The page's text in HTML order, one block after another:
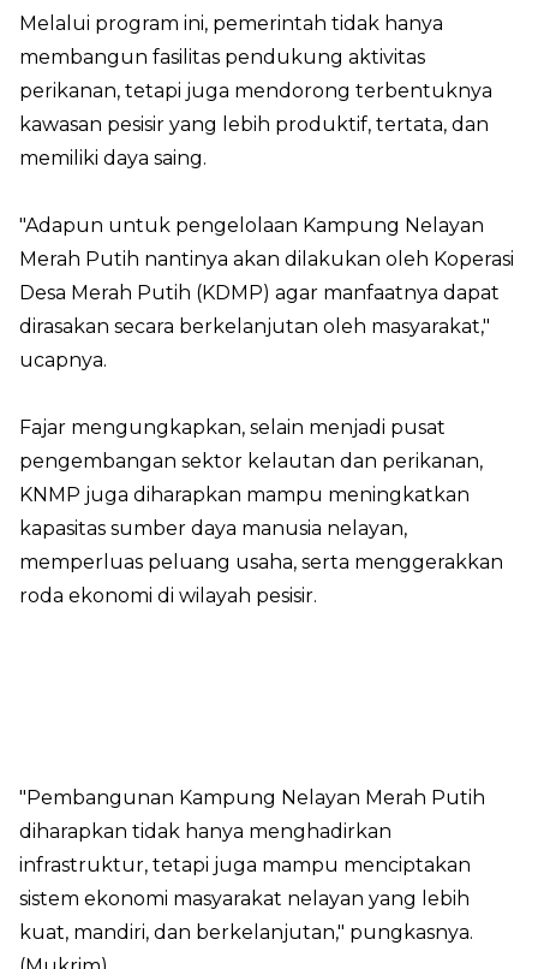
Melalui program ini, pemerintah tidak hanya
membangun fasilitas pendukung aktivitas
perikanan, tetapi juga mendorong terbentuknya
kawasan pesisir yang lebih produktif, tertata, dan
memiliki daya saing.
"Adapun untuk pengelolaan Kampung Nelayan
Merah Putih nantinya akan dilakukan oleh Koperasi
Desa Merah Putih (KDMP) agar manfaatnya dapat
dirasakan secara berkelanjutan oleh masyarakat,"
ucapnya.
Fajar mengungkapkan, selain menjadi pusat
pengembangan sektor kelautan dan perikanan,
KNMP juga diharapkan mampu meningkatkan
kapasitas sumber daya manusia nelayan,
memperluas peluang usaha, serta menggerakkan
roda ekonomi di wilayah pesisir.
"Pembangunan Kampung Nelayan Merah Putih
diharapkan tidak hanya menghadirkan
infrastruktur, tetapi juga mampu menciptakan
sistem ekonomi masyarakat nelayan yang lebih
kuat, mandiri, dan berkelanjutan," pungkasnya.